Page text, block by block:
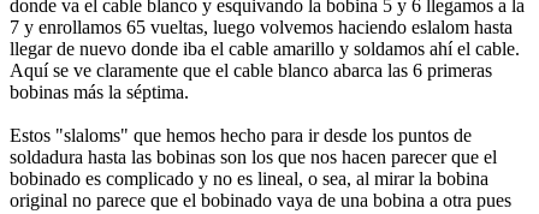
donde va el cable blanco y esquivando la bobina 5 y 6 llegamos a la
7 y enrollamos 65 vueltas, luego volvemos haciendo eslalom hasta
llegar de nuevo donde iba el cable amarillo y soldamos ahí el cable.
Aquí se ve claramente que el cable blanco abarca las 6 primeras
bobinas más la séptima.
Estos "slaloms" que hemos hecho para ir desde los puntos de
soldadura hasta las bobinas son los que nos hacen parecer que el
bobinado es complicado y no es lineal, o sea, al mirar la bobina
original no parece que el bobinado vaya de una bobina a otra pues